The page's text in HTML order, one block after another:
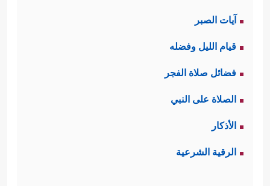
آيات الصبر
قيام الليل وفضله
فضائل صلاة الفجر
الصلاة على النبي
الأذكار
الرقية الشرعية